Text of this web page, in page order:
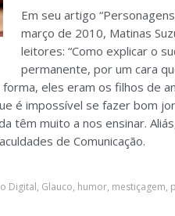
Em seu artigo
março de 2010, Matinas
leitores: “Como explicar o
permanente, por um cara
eles eram os filhos de
é impossível se fazer bom
têm muito a nos ensinar.
de Comunicação.
Digital, Glauco, humor, mestiçagem,